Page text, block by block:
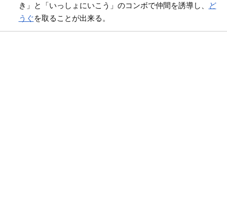
き」と「いっしょにいこう」のコンボで仲間を誘導し、
ど
うぐを取ることが出来る。